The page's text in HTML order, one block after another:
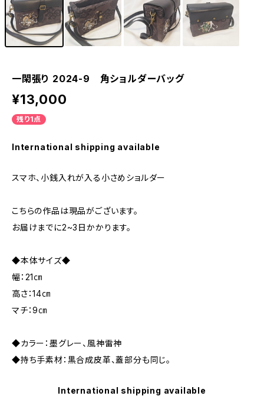
一閑張り 2024-9 角ショルダーバッグ
¥13,000
残り1点
International shipping available
スマホ、小銭入れが入る小さめショルダー
こちらの作品は現品がございます。
お届けまでに2~3日かかります。
◆本体サイズ◆
幅：21㎝
高さ：14㎝
マチ：9㎝
◆カラー：墨グレー、風神雷神
◆持ち手素材：黒合成皮革、蓋部分も同じ。
International shipping available